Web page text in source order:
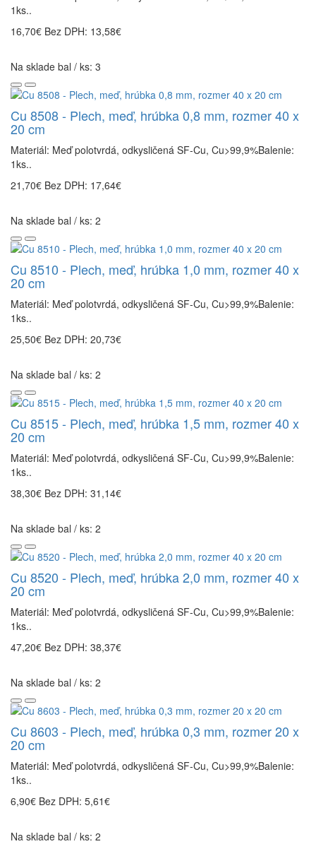
1ks..
16,70€ Bez DPH: 13,58€
Na sklade bal / ks: 3
Cu 8508 - Plech, meď, hrúbka 0,8 mm, rozmer 40 x
20 cm
Materiál: Meď polotvrdá, odkysličená SF-Cu, Cu>99,9%Balenie:
1ks..
21,70€ Bez DPH: 17,64€
Na sklade bal / ks: 2
Cu 8510 - Plech, meď, hrúbka 1,0 mm, rozmer 40 x
20 cm
Materiál: Meď polotvrdá, odkysličená SF-Cu, Cu>99,9%Balenie:
1ks..
25,50€ Bez DPH: 20,73€
Na sklade bal / ks: 2
Cu 8515 - Plech, meď, hrúbka 1,5 mm, rozmer 40 x
20 cm
Materiál: Meď polotvrdá, odkysličená SF-Cu, Cu>99,9%Balenie:
1ks..
38,30€ Bez DPH: 31,14€
Na sklade bal / ks: 2
Cu 8520 - Plech, meď, hrúbka 2,0 mm, rozmer 40 x
20 cm
Materiál: Meď polotvrdá, odkysličená SF-Cu, Cu>99,9%Balenie:
1ks..
47,20€ Bez DPH: 38,37€
Na sklade bal / ks: 2
Cu 8603 - Plech, meď, hrúbka 0,3 mm, rozmer 20 x
20 cm
Materiál: Meď polotvrdá, odkysličená SF-Cu, Cu>99,9%Balenie:
1ks..
6,90€ Bez DPH: 5,61€
Na sklade bal / ks: 2